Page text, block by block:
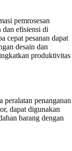
pemrosesan
dan efisiensi di
cepat pesanan dapat
desain dan
produktivitas
penanganan
dapat digunakan
barang dengan